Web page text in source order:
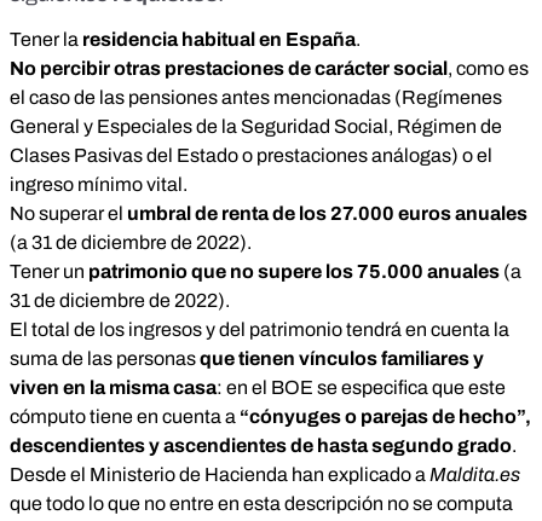
Tener la residencia habitual en España.
No percibir otras prestaciones de carácter social, como es
el caso de las pensiones antes mencionadas (Regímenes
General y Especiales de la Seguridad Social, Régimen de
Clases Pasivas del Estado o prestaciones análogas) o el
ingreso mínimo vital.
No superar el umbral de renta de los 27.000 euros anuales
(a 31 de diciembre de 2022).
Tener un patrimonio que no supere los 75.000 anuales (a
31 de diciembre de 2022).
El total de los ingresos y del patrimonio tendrá en cuenta la
suma de las personasque tienen vínculos familiares y
viven en la misma casa: en el BOE se especifica que este
cómputo tiene en cuenta a “cónyuges o parejas de hecho”,
descendientes y ascendientes de hasta segundo grado.
Desde el Ministerio de Hacienda han explicado a Maldita.es
que todo lo que no entre en esta descripción no se computa